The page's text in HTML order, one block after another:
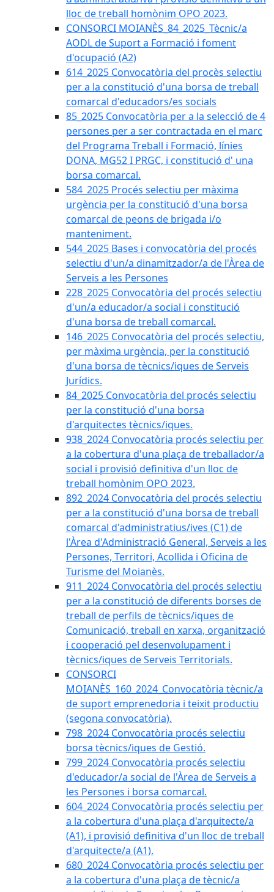
lloc de treball homònim OPO 2023.
CONSORCI MOIANÈS_84_2025_Tècnic/a
AODL de Suport a Formació i foment
d'ocupació (A2)
614_2025 Convocatòria del procès selectiu
per a la constitució d'una borsa de treball
comarcal d'educadors/es socials
85_2025 Convocatòria per a la selecció de 4
persones per a ser contractada en el marc
del Programa Treball i Formació, línies
DONA, MG52 I PRGC, i constitució d' una
borsa comarcal.
584_2025 Procés selectiu per màxima
urgència per la constitució d'una borsa
comarcal de peons de brigada i/o
manteniment.
544_2025 Bases i convocatòria del procés
selectiu d'un/a dinamitzador/a de l'Àrea de
Serveis a les Persones
228_2025 Convocatòria del procés selectiu
d'un/a educador/a social i constitució
d'una borsa de treball comarcal.
146_2025 Convocatòria del procés selectiu,
per màxima urgència, per la constitució
d'una borsa de tècnics/iques de Serveis
Jurídics.
84_2025 Convocatòria del procés selectiu
per la constitució d'una borsa
d'arquitectes tècnics/iques.
938_2024 Convocatòria procés selectiu per
a la cobertura d'una plaça de treballador/a
social i provisió definitiva d'un lloc de
treball homònim OPO 2023.
892_2024 Convocatòria del procés selectiu
per a la constitució d'una borsa de treball
comarcal d'administratius/ives (C1) de
l'Àrea d'Administració General, Serveis a les
Persones, Territori, Acollida i Oficina de
Turisme del Moianès.
911_2024 Convocatòria del procés selectiu
per a la constitució de diferents borses de
treball de perfils de tècnics/iques de
Comunicació, treball en xarxa, organització
i cooperació pel desenvolupament i
tècnics/iques de Serveis Territorials.
CONSORCI
MOIANÈS_160_2024_Convocatòria tècnic/a
de suport emprenedoria i teixit productiu
(segona convocatòria).
798_2024 Convocatòria procés selectiu
borsa tècnics/iques de Gestió.
799_2024 Convocatòria procés selectiu
d'educador/a social de l'Àrea de Serveis a
les Persones i borsa comarcal.
604_2024 Convocatòria procés selectiu per
a la cobertura d'una plaça d'arquitecte/a
(A1), i provisió definitiva d'un lloc de treball
d'arquitecte/a (A1).
680_2024 Convocatòria procés selectiu per
a la cobertura d'una plaça de tècnic/a